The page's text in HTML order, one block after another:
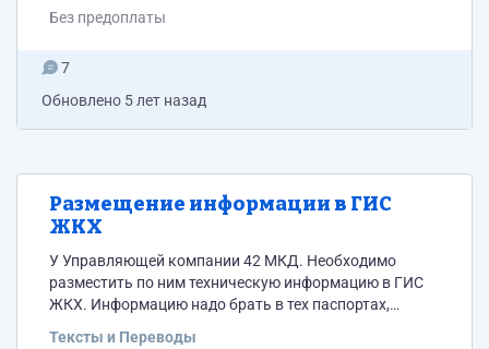
Без предоплаты
7
Обновлено 5 лет назад
Размещение информации в ГИС
ЖКХ
У Управляющей компании 42 МКД. Необходимо
разместить по ним техническую информацию в ГИС
ЖКХ. Информацию надо брать в тех паспортах,
Тексты и Переводы